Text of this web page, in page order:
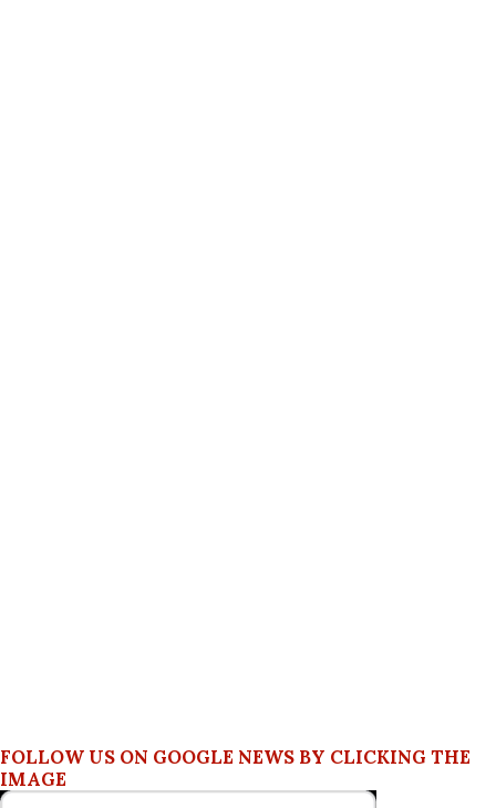
FOLLOW US ON GOOGLE NEWS BY CLICKING THE
IMAGE